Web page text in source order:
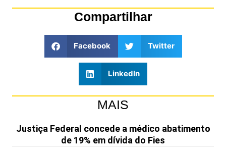
Compartilhar
Facebook Twitter
LinkedIn
MAIS
Justiça Federal concede a médico abatimento
de 19% em dívida do Fies